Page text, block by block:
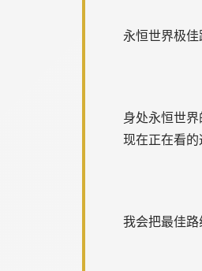
永恒世界极佳
身处永恒世
现在正在看
我会把最佳